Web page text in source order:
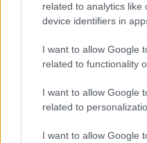
related to analytics like
device identifiers in
I want to allow Google
related to functionality
I want to allow Google
related to
I want to allow Google